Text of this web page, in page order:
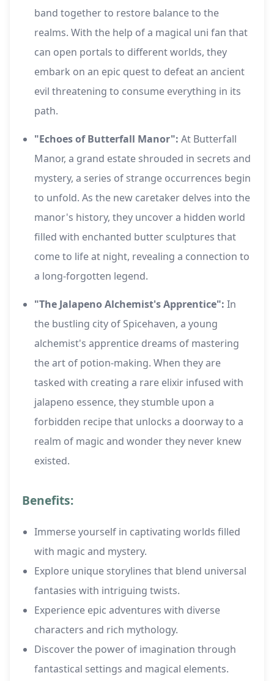
band together to restore balance to the
realms. With the help of a magical uni fan that
can open portals to different worlds, they
embark on an epic quest to defeat an ancient
evil threatening to consume everything in its
path.
"Echoes of Butterfall Manor": At Butterfall
Manor, a grand estate shrouded in secrets and
mystery, a series of strange occurrences begin
to unfold. As the new caretaker delves into the
manor's history, they uncover a hidden world
filled with enchanted butter sculptures that
come to life at night, revealing a connection to
a long-forgotten legend.
"The Jalapeno Alchemist's Apprentice": In
the bustling city of Spicehaven, a young
alchemist's apprentice dreams of mastering
the art of potion-making. When they are
tasked with creating a rare elixir infused with
jalapeno essence, they stumble upon a
forbidden recipe that unlocks a doorway to a
realm of magic and wonder they never knew
existed.
Benefits:
Immerse yourself in captivating worlds filled
with magic and mystery.
Explore unique storylines that blend universal
fantasies with intriguing twists.
Experience epic adventures with diverse
characters and rich mythology.
Discover the power of imagination through
fantastical settings and magical elements.